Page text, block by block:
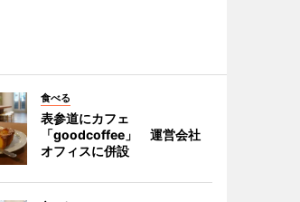
食べる
表参道にカフェ
「goodcoffee」 運営会社
オフィスに併設